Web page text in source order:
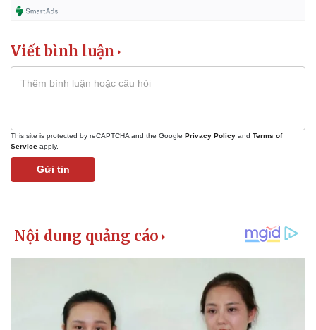
Tin nóng
Viết bình luận
This site is protected by reCAPTCHA and the Google Privacy Policy and Terms of
Service apply.
Gửi tin